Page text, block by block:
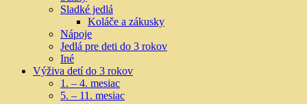
Sladké jedlá
Koláče a zákusky
Nápoje
Jedlá pre deti do 3 rokov
Iné
Výživa detí do 3 rokov
1. – 4. mesiac
5. – 11. mesiac